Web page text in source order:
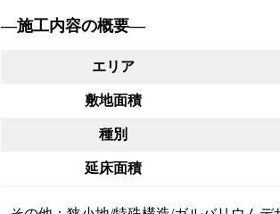
―施工内容の概要―
エリア
敷地面積
種別
延床面積